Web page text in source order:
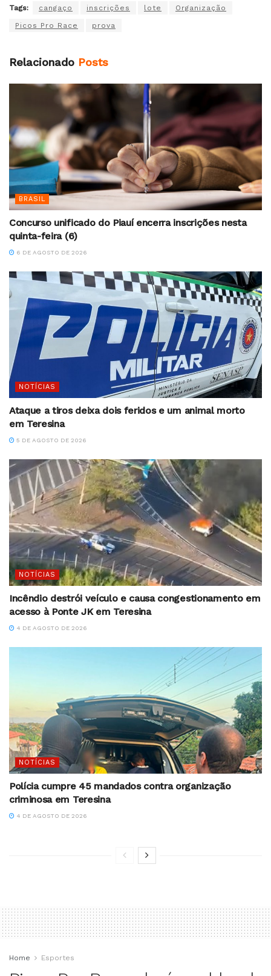
Tags: cangaço inscrições lote Organização
Picos Pro Race prova
Relacionado Posts
BRASIL
Concurso unificado do Piauí encerra inscrições nesta
quinta-feira (6)
6 DE AGOSTO DE 2026
NOTÍCIAS
Ataque a tiros deixa dois feridos e um animal morto
em Teresina
5 DE AGOSTO DE 2026
NOTÍCIAS
Incêndio destrói veículo e causa congestionamento em
acesso à Ponte JK em Teresina
4 DE AGOSTO DE 2026
NOTÍCIAS
Polícia cumpre 45 mandados contra organização
criminosa em Teresina
4 DE AGOSTO DE 2026
Home Esportes